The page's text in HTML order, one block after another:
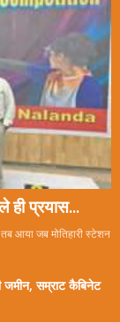
ही प्रयास...
तब आया जब मोतिहारी स्टेशन
जमीन, सम्राट कैबिनेट